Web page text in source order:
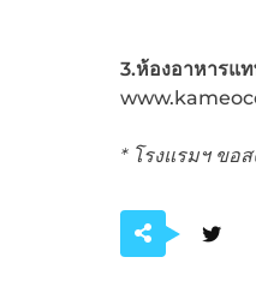
3.ห้องอาหารแ
* โรงแรมฯ ขอ